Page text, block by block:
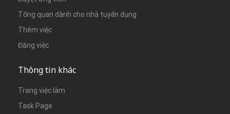
Tổng quan dành cho nhà tuyển dụng
Thêm việc
Đăng việc
Thông tin khác
Trang việc làm
Task Page